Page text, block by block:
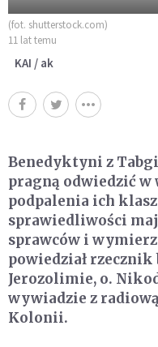
(fot. shutterstock.com)
11 lat temu
KAI / ak
Benedyktyni z
pragną odwiedzić w
podpalenia ich
sprawiedliwości
sprawców i
powiedział
Jerozolimie, o.
wywiadzie z
Kolonii.